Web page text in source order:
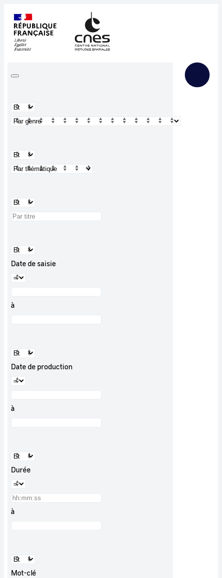
Date de saisie
à
Date de production
à
Durée
à
Mot-clé